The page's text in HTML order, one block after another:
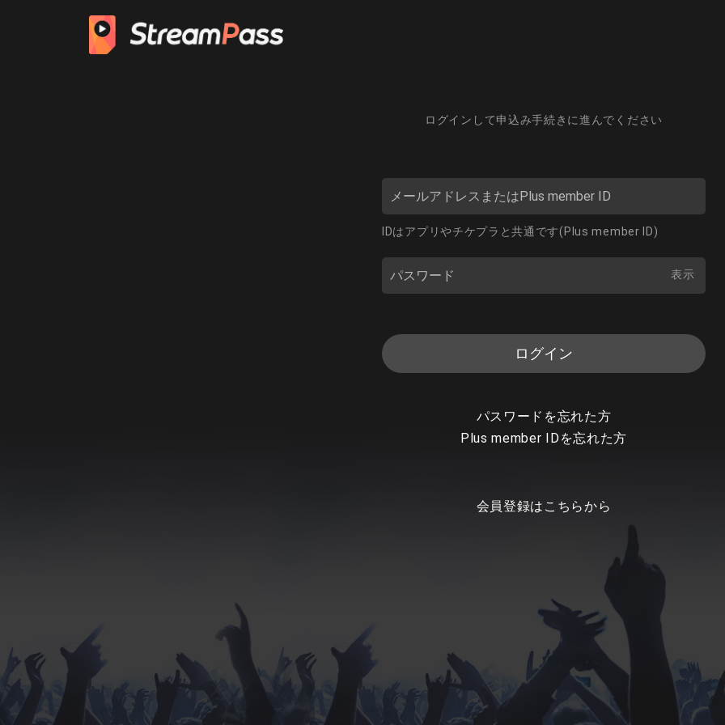
ログインして申込み手続きに進んでください
IDはアプリやチケプラと共通です(Plus member ID)
表示
パスワードを忘れた方
Plus member IDを忘れた方
会員登録はこちらから